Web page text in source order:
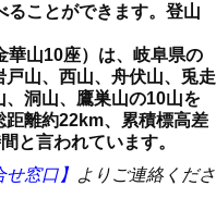
ることができます。登山
華山10座）は、岐阜県の
山、西山、舟伏山、兎走
洞山、鷹巣山の10山を
距離約22km、累積標高差
と言われています。
窓口】 よりご連絡くださ